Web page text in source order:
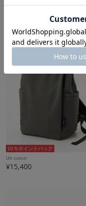
¥15,400
10％ポイントバック
Un coeur
¥15,400